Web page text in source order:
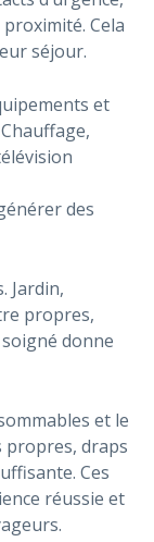
Cela
séjour.
et
des
Jardin,
propres,
donne
et le
propres, draps
Ces
réussie et